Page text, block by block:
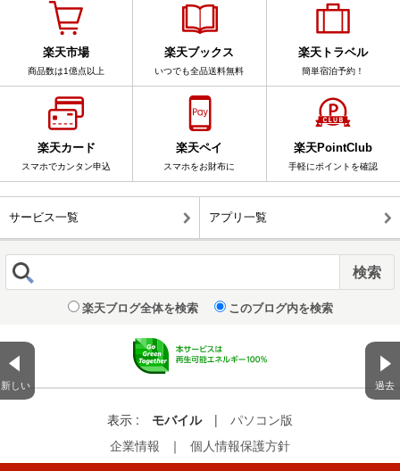
新しい 過去
楽天市場
商品数は1億点以上
楽天ブックス
いつでも全品送料無料
楽天トラベル
簡単宿泊予約！
楽天カード
スマホでカンタン申込
楽天ペイ
スマホをお財布に
楽天PointClub
手軽にポイントを確認
サービス一覧 アプリ一覧
楽天ブログ全体を検索 このブログ内を検索
表示 : モバイル |
パソコン版
企業情報
｜ 個人情報保護方針